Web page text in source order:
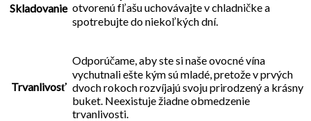
Skladovanie otvorenú fľašu uchovávajte v chladničke a
spotrebujte do niekoľkých dní.
Trvanlivosť
Odporúčame, aby ste si naše ovocné vína
vychutnali ešte kým sú mladé, pretože v prvých
dvoch rokoch rozvíjajú svoju prirodzený a krásny
buket. Neexistuje žiadne obmedzenie
trvanlivosti.